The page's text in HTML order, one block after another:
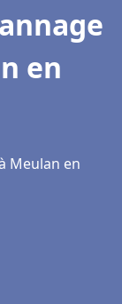
en
Meulan en